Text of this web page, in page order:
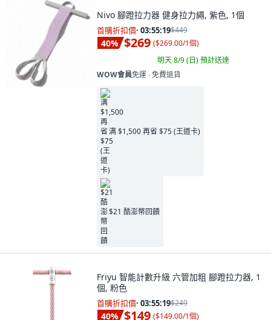
Nivo 腳蹬拉力器 健身拉力繩, 紫色, 1個
首購折扣價· 03:55:18$449
40% $269 ($269.00/1個)
明天 8/9 (日)預計送達
WOW會員免運 ∙ 免費退貨
满 $1,500 再省 $75 (王道卡)
$21 酷澎幣回饋
Friyu 智能計數升級 六管加粗 腳蹬拉力器, 1
個, 粉色
首購折扣價· 03:55:18$249
40% $149 ($149.00/1個)